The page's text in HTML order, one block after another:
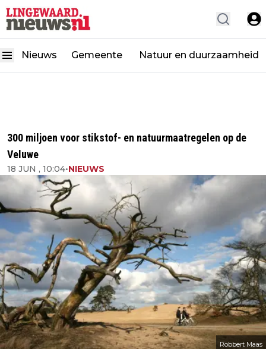
Nieuws Gemeente Natuur en duurzaamheid
300 miljoen voor stikstof- en natuurmaatregelen op de
Veluwe
18 JUN , 10:04•NIEUWS
Robbert Maas